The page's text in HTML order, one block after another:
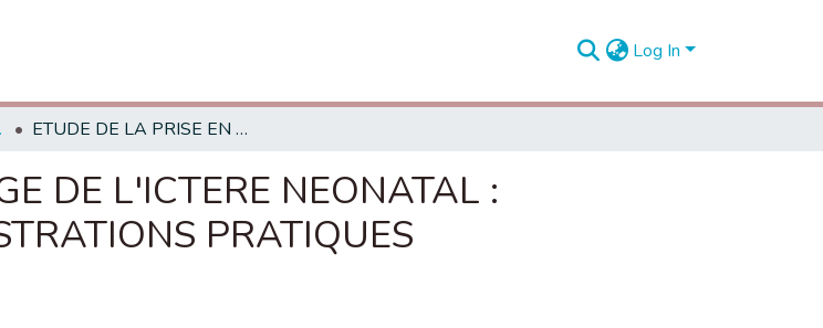
Log In
ETUDE DE LA PRISE EN CHARGE DE L'ICTERE NEONATAL : RECOMMANDATIONS ET ILLUSTRATIONS PRATIQUES
DE L'ICTERE NEONATAL :
PRATIQUES